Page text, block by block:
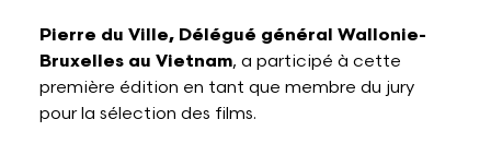
Pierre du Ville, Délégué général Wallonie-
Bruxelles au Vietnam, a participé à cette
première édition en tant que membre du jury
pour la sélection des films.